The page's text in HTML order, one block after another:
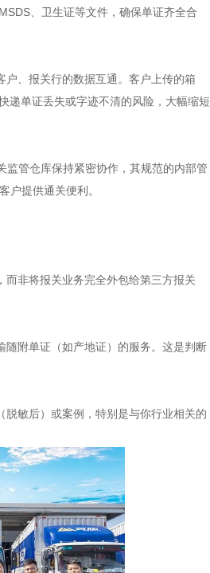
、卫生证等文件，确保单证齐全合
、报关行的数据互通。客户上传的箱
递单证丢失或字迹不清的风险，大幅缩短
管仓库保持紧密协作，其规范的内部管
户提供通关便利。
非将报关业务完全外包给第三方报关
附单证（如产地证）的服务。这是判断
敏后）或案例，特别是与你行业相关的